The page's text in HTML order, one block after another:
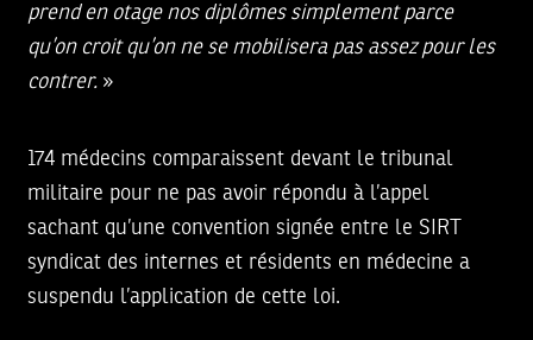
prend en otage nos diplômes simplement parce
qu’on croit qu’on ne se mobilisera pas assez pour les
contrer. »
174 médecins comparaissent devant le tribunal
militaire pour ne pas avoir répondu à l’appel
sachant qu’une convention signée entre le SIRT
syndicat des internes et résidents en médecine a
suspendu l’application de cette loi.